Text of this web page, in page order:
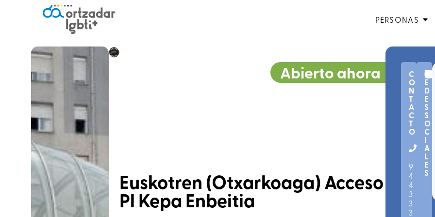
PERSONAS
Abierto ahora
Euskotren (Otxarkoaga) Acceso
Pl Kepa Enbeitia
SERVICIOS
PÚBLICOS
TRANSPORTE
Euskotren.
(Bilbao
Donostia)
Euskotren.
Acércate
estamos
para
ayudarte.
COMPÁRTELO:
C
O
N
T
A
C
T
O
9
4
4
3
3
3
R
E
D
E
S
S
O
C
I
A
L
E
S